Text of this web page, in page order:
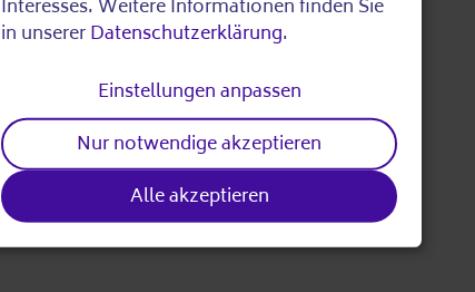
personal
and
cookies
Interesses. Weitere Informationen finden Sie
in unsererDatenschutzerklärung.
Einstellungen anpassen
Nur notwendige akzeptieren
Alle akzeptieren